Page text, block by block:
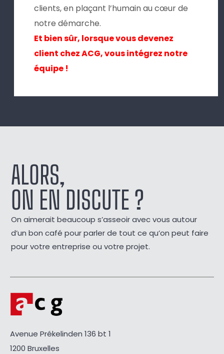
clients, en plaçant l’humain au cœur de
notre démarche.
Et bien sûr, lorsque vous devenez
client chez ACG, vous intégrez notre
équipe !
ALORS,
ON EN DISCUTE ?
On aimerait beaucoup s’asseoir avec vous autour
d’un bon café pour parler de tout ce qu’on peut faire
pour votre entreprise ou votre projet.
Avenue Prékelinden 136 bt 1
1200 Bruxelles